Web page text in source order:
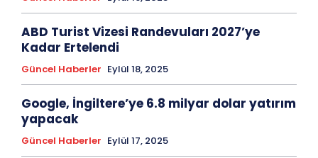
ABD Turist Vizesi Randevuları 2027’ye
Kadar Ertelendi
Güncel Haberler Eylül 18, 2025
Google, İngiltere’ye 6.8 milyar dolar yatırım
yapacak
Güncel Haberler Eylül 17, 2025